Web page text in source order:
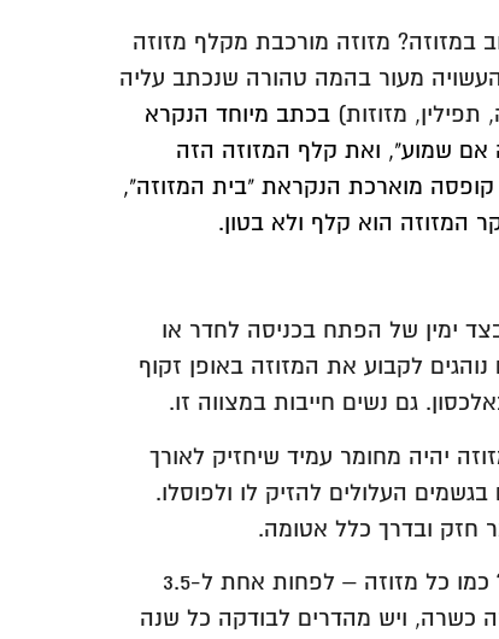
במזוזה? מזוזה מורכבת מקלף מזוזה
מעור בהמה טהורה שנכתב עליה
מזוזות) בכתב מיוחד הנקרא
אם שמוע", ואת קלף המזוזה הזה
קופסה מוארכת הנקראת "בית המזוזה",
המזוזה הוא קלף ולא בטון.
ימין של הפתח בכניסה לחדר או
לקבוע את המזוזה באופן זקוף
גם נשים חייבות במצווה זו.
יהיה מחומר עמיד שיחזיק לאורך
העלולים להזיק לו ולפוסלו.
חזק ובדרך כלל אטומה.
כמו כל מזוזה – לפחות אחת ל-3.5
כשרה, ויש מהדרים לבודקה כל שנה